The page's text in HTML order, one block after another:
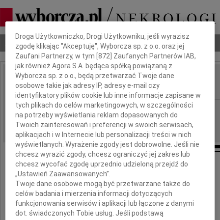
Nekrologi Odeszli Poradnik pogrzebowy
IMIĘ I NAZWISKO: Zbigniew Magadzio
REGION: Gdańsk
DATA EMISJI: 29.03.2013
Serdeczne podziękowania
lekarzom i personelowi medycznemu
Dbamy o Twoją prywatność
Droga Użytkowniczko, Drogi Użytkowniku, jeśli wyrazisz
zgodę klikając "Akceptuję", Wyborcza sp. z o.o. oraz jej
Zaufani Partnerzy, w tym [872 ] Zaufanych Partnerów IAB,
jak również Agora S.A. będąca spółką powiązaną z
Wyborcza sp. z o.o., będą przetwarzać Twoje dane
osobowe takie jak adresy IP, adresy e-mail czy
identyfikatory plików cookie lub inne informacje zapisane w
tych plikach do celów marketingowych, w szczególności
na potrzeby wyświetlania reklam dopasowanych do
Twoich zainteresowań i preferencji w swoich serwisach,
aplikacjach i w Internecie lub personalizacji treści w nich
wyświetlanych. Wyrażenie zgody jest dobrowolne. Jeśli nie
chcesz wyrazić zgody, chcesz ograniczyć jej zakres lub
chcesz wycofać zgodę uprzednio udzieloną przejdź do
„Ustawień Zaawansowanych”.
Twoje dane osobowe mogą być przetwarzane także do
celów badania i mierzenia informacji dotyczących
funkcjonowania serwisów i aplikacji lub łączone z danymi
dot. świadczonych Tobie usług. Jeśli podstawą